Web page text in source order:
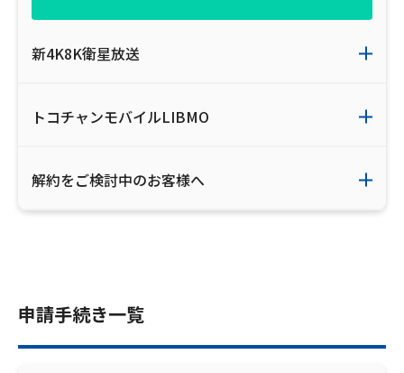
安全・安心マーク
情報セキュリティ基本方針
ご利用約款・重要事項説明書
広告掲載のご案内
新4K8K衛星放送
トコチャンモバイルLIBMO
解約をご検討中のお客様へ
申請手続き一覧